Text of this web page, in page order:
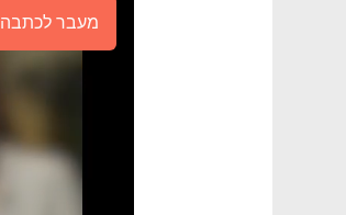
מעבר לכתבה